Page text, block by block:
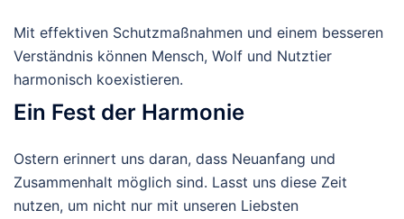
Mit effektiven Schutzmaßnahmen und einem besseren
Verständnis können Mensch, Wolf und Nutztier
harmonisch koexistieren.
Ein Fest der Harmonie
Ostern erinnert uns daran, dass Neuanfang und
Zusammenhalt möglich sind. Lasst uns diese Zeit
nutzen, um nicht nur mit unseren Liebsten